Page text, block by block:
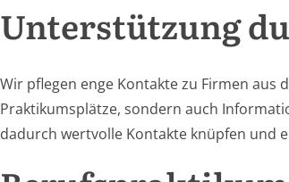
Unterstützung
Wir pflegen enge Kontakte zu Firmen
Praktikumsplätze, sondern auch
dadurch wertvolle Kontakte knüpfen und